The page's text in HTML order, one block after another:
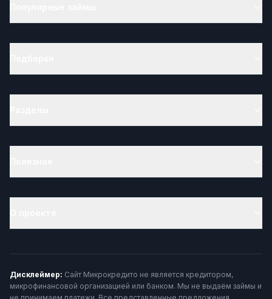
Дисклеймер: Сайт Микрокредито не является кредитором,
микрофинансовой организацией или банком. Мы не выдаём займы и